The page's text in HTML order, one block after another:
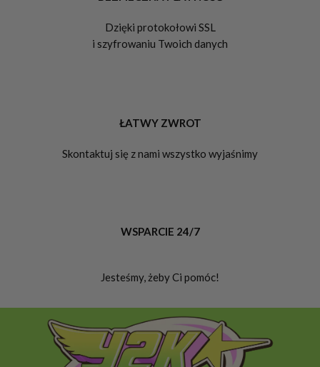
Dzięki protokołowi SSL
i szyfrowaniu Twoich danych
ŁATWY ZWROT
Skontaktuj się z nami wszystko wyjaśnimy
WSPARCIE 24/7
Jesteśmy, żeby Ci pomóc!